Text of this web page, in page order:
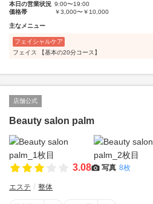
本日の営業状況 9:00〜19:00
価格帯
￥3,000〜￥10,000
主なメニュー
フェイシャルケア
フェイス 【基本の20分コース】
店舗公式
Beauty salon palm
3.08 写真 8枚
エステ 整体